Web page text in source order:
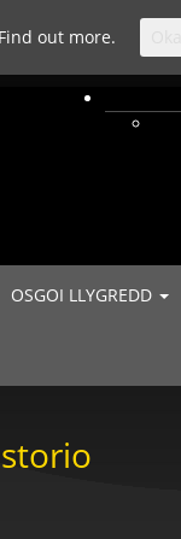
OSGOI LLYGREDD
Find out more.